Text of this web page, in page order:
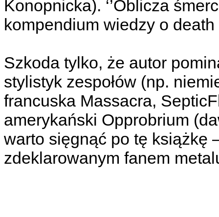
Konopnicka). ‘’Oblicza
kompendium wiedzy o
Szkoda tylko, że autor
stylistyk zespołów (np.
francuska Massacra,
amerykański Opprobrium
warto sięgnąć po tę książkę
zdeklarowanym fanem